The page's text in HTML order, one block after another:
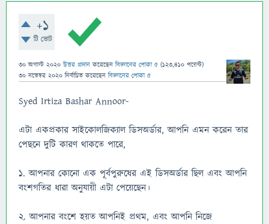
+1
টি ভোট
30 অগাস্ট 2020 উত্তর প্রদান করেছেনবিজ্ঞানের পোকা ৫ (123,410 পয়েন্ট)
30 নভেম্বর 2020 নির্বাচিত করেছেনবিজ্ঞানের পোকা ৫
Syed Irtiza Bashar Annoor-
এটা একপ্রকার সাইকোলজিক্যাল ডিসঅর্ডার, আপনি এমন করেন তার
পেছনে দুটি কারণ থাকতে পারে,
১. আপনার কোনো এক পূর্বপুরুষের এই ডিসঅর্ডার ছিল এবং আপনি
বংশগতির ধারা অনুযায়ী এটা পেয়েছেন।
২. আপনার বংশে হয়ত আপনিই প্রথম, এবং আপনি নিজে